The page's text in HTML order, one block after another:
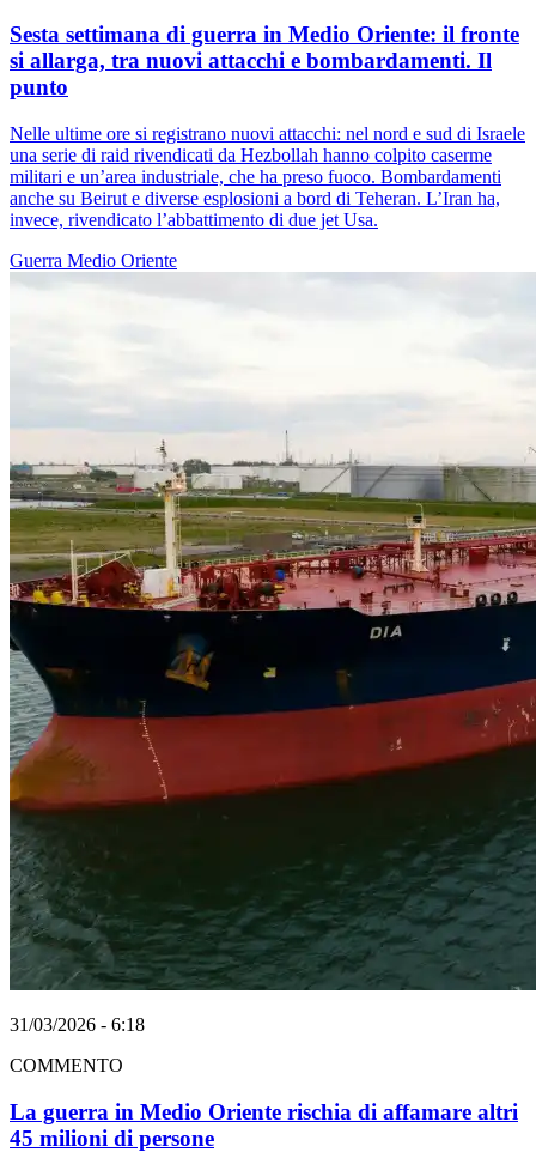
Sesta settimana di guerra in Medio Oriente: il fronte
si allarga, tra nuovi attacchi e bombardamenti. Il
punto
Nelle ultime ore si registrano nuovi attacchi: nel nord e sud di Israele
una serie di raid rivendicati da Hezbollah hanno colpito caserme
militari e un’area industriale, che ha preso fuoco. Bombardamenti
anche su Beirut e diverse esplosioni a bord di Teheran. L’Iran ha,
invece, rivendicato l’abbattimento di due jet Usa.
Guerra Medio Oriente
31/03/2026 - 6:18
COMMENTO
La guerra in Medio Oriente rischia di affamare altri
45 milioni di persone